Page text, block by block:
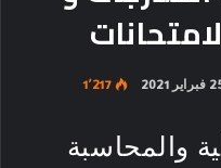
1٬217
والمحاسبة